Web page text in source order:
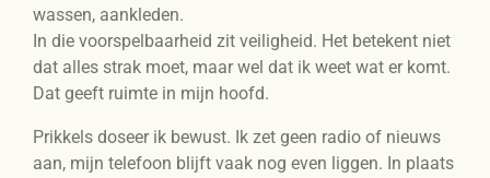
wassen, aankleden.
In die voorspelbaarheid zit veiligheid. Het betekent niet
dat alles strak moet, maar wel dat ik weet wat er komt.
Dat geeft ruimte in mijn hoofd.
Prikkels doseer ik bewust. Ik zet geen radio of nieuws
aan, mijn telefoon blijft vaak nog even liggen. In plaats